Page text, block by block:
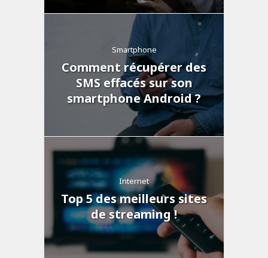
Smartphone
Comment récupérer des
SMS effacés sur son
smartphone Android ?
Internet
Top 5 des meilleurs sites
de streaming !